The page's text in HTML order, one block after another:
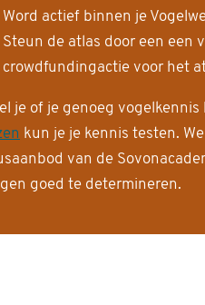
Word actief binnen je
Steun de atlas door een een
crowdfundingactie voor het
je of je genoeg
kun je je kennis testen.
van de
goed te determineren.